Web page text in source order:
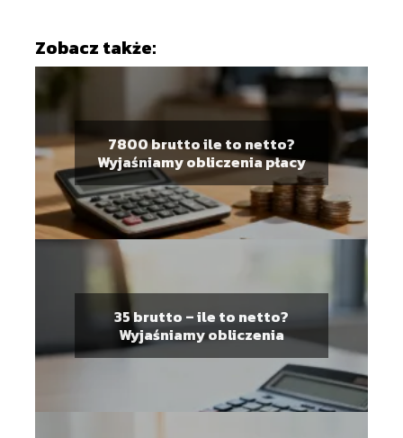
Zobacz także:
7800 brutto ile to netto?
Wyjaśniamy obliczenia płacy
35 brutto – ile to netto?
Wyjaśniamy obliczenia